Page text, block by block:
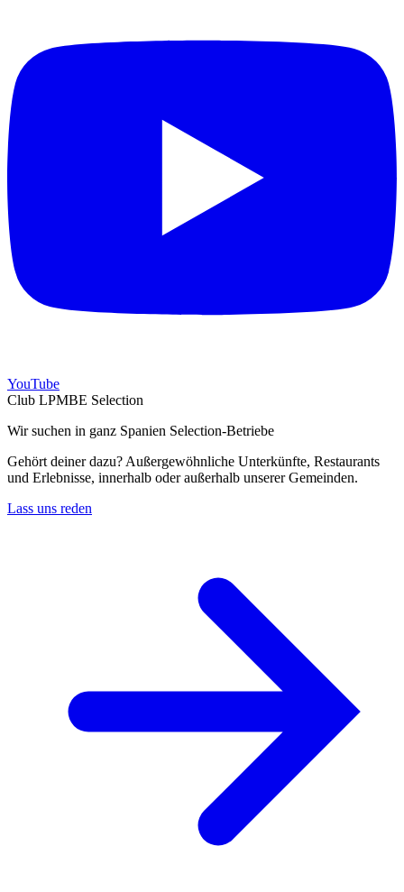
YouTube
Club LPMBE Selection
Wir suchen in ganz Spanien Selection-Betriebe
Gehört deiner dazu? Außergewöhnliche Unterkünfte, Restaurants
und Erlebnisse, innerhalb oder außerhalb unserer Gemeinden.
Lass uns reden